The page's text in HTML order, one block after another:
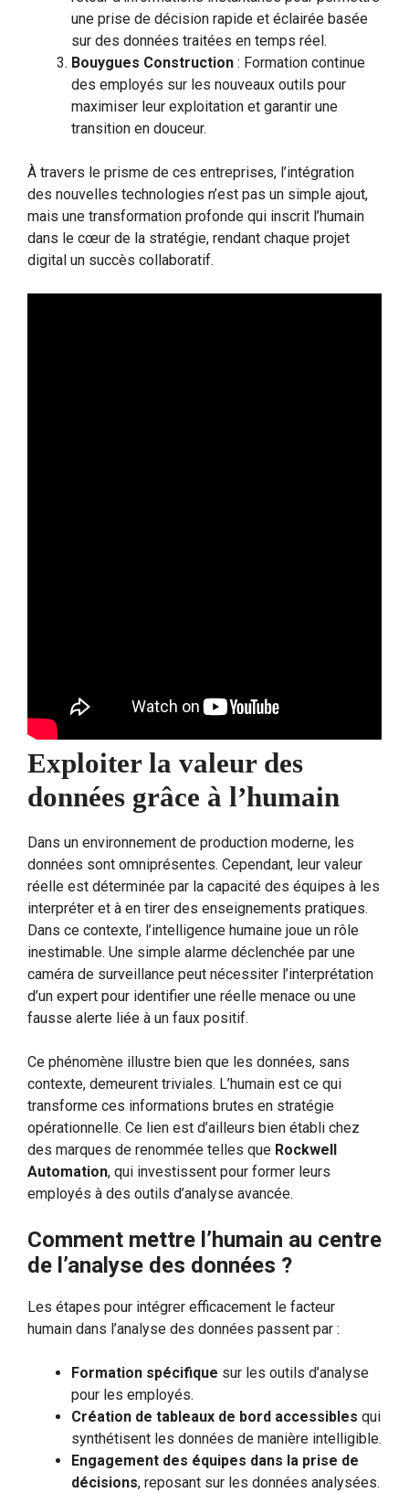
une prise de décision rapide et éclairée basée
sur des données traitées en temps réel.
Bouygues Construction : Formation continue
des employés sur les nouveaux outils pour
maximiser leur exploitation et garantir une
transition en douceur.
À travers le prisme de ces entreprises, l’intégration
des nouvelles technologies n’est pas un simple ajout,
mais une transformation profonde qui inscrit l’humain
dans le cœur de la stratégie, rendant chaque projet
digital un succès collaboratif.
Exploiter la valeur des
données grâce à l’humain
Dans un environnement de production moderne, les
données sont omniprésentes. Cependant, leur valeur
réelle est déterminée par la capacité des équipes à les
interpréter et à en tirer des enseignements pratiques.
Dans ce contexte, l’intelligence humaine joue un rôle
inestimable. Une simple alarme déclenchée par une
caméra de surveillance peut nécessiter l’interprétation
d’un expert pour identifier une réelle menace ou une
fausse alerte liée à un faux positif.
Ce phénomène illustre bien que les données, sans
contexte, demeurent triviales. L’humain est ce qui
transforme ces informations brutes en stratégie
opérationnelle. Ce lien est d’ailleurs bien établi chez
des marques de renommée telles que Rockwell
Automation, qui investissent pour former leurs
employés à des outils d’analyse avancée.
Comment mettre l’humain au centre
de l’analyse des données ?
Les étapes pour intégrer efficacement le facteur
humain dans l’analyse des données passent par :
Formation spécifique sur les outils d’analyse
pour les employés.
Création de tableaux de bord accessibles qui
synthétisent les données de manière intelligible.
Engagement des équipes dans la prise de
décisions, reposant sur les données analysées.